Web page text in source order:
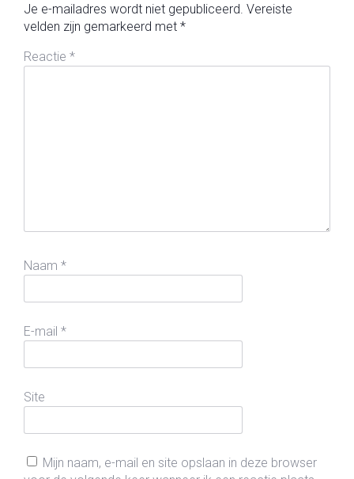
Je e-mailadres wordt niet gepubliceerd. Vereiste
velden zijn gemarkeerd met *
Reactie *
Naam *
E-mail *
Site
Mijn naam, e-mail en site opslaan in deze browser